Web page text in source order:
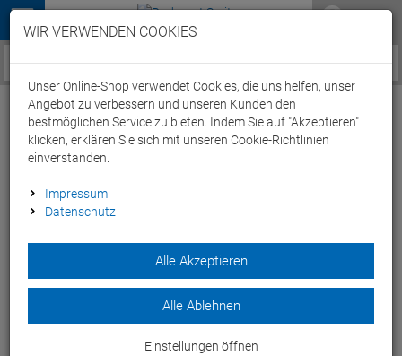
Menü
Service / Hilfe
Ortlieb Back-Roller Plus QL 2.2
Fahrradtasche - dark chili
Wasserdichte Hinterradtasche aus robustem Cordura mit
23?l Volumen, QL2.1-Befestigungssystem, Rollverschluss-
WIR VERWENDEN COOKIES
Unser Online-Shop verwendet Cookies, die uns helfen, unser
Angebot zu verbessern und unseren Kunden den
bestmöglichen Service zu bieten. Indem Sie auf "Akzeptieren"
klicken, erklären Sie sich mit unseren Cookie-Richtlinien
einverstanden.
Impressum
Datenschutz
Alle Akzeptieren
Alle Ablehnen
Einstellungen öffnen